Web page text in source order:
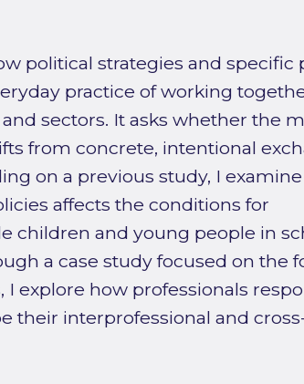
political strategies and specific
practice of working
sectors. It asks whether the
from concrete, intentional
on a previous study, I
affects the conditions for
children and young people in
a case study focused on the
explore how professionals
their interprofessional and